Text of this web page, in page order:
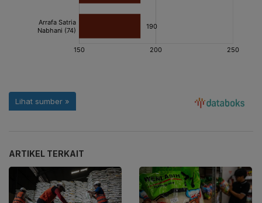
ARTIKEL TERKAIT